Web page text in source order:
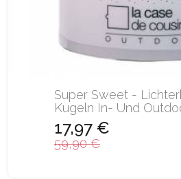
Super Sweet -
Kugeln In- Und
17,97 €
59,90 €